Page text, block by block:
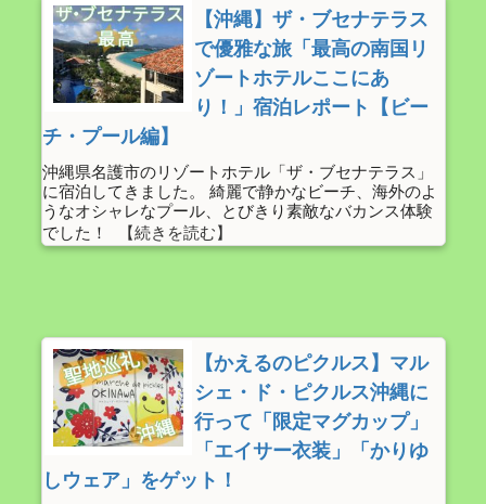
【沖縄】ザ・ブセナテラス
で優雅な旅「最高の南国リ
ゾートホテルここにあ
り！」宿泊レポート【ビー
チ・プール編】
沖縄県名護市のリゾートホテル「ザ・ブセナテラス」
に宿泊してきました。 綺麗で静かなビーチ、海外のよ
うなオシャレなプール、とびきり素敵なバカンス体験
でした！
【かえるのピクルス】マル
シェ・ド・ピクルス沖縄に
行って「限定マグカップ」
「エイサー衣装」「かりゆ
しウェア」をゲット！